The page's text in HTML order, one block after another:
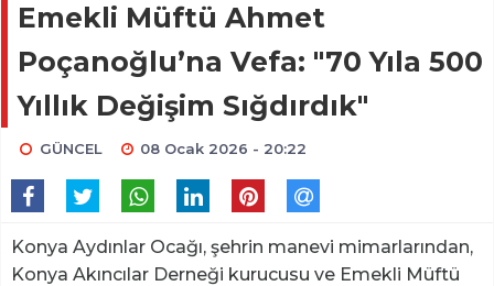
Emekli Müftü Ahmet
Poçanoğlu’na Vefa: "70 Yıla 500
Yıllık Değişim Sığdırdık"
GÜNCEL 08 Ocak 2026 - 20:22
Konya Aydınlar Ocağı, şehrin manevi mimarlarından,
Konya Akıncılar Derneği kurucusu ve Emekli Müftü